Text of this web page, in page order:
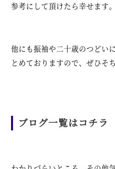
参考にして頂けたら幸せます。
他にも振袖や二十歳のつどい
とめておりますので、ぜひそ
ブログ一覧はコチラ